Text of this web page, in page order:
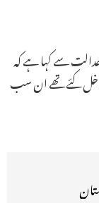
عدالت سے کہا ہے کہ
کئے تھے ان سب